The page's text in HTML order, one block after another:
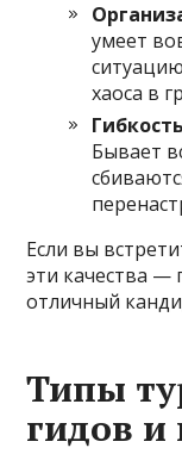
умеет
хаоса в
Бывает
Если вы
эти качества —
отличный
Типы
гидов и